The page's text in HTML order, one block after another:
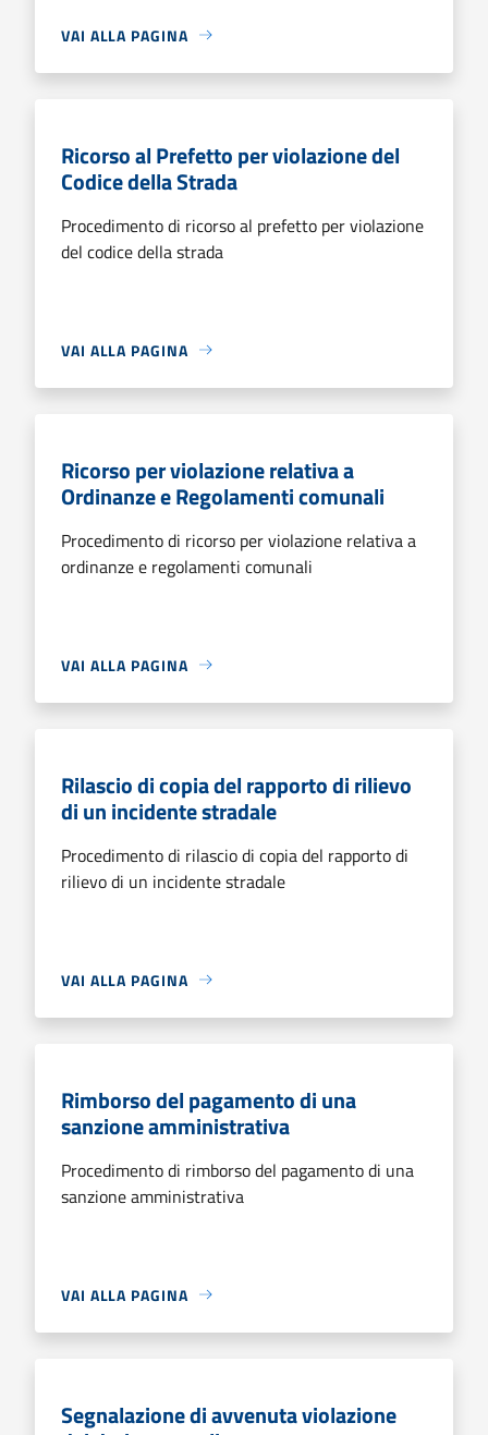
VAI ALLA PAGINA
Ricorso al Prefetto per violazione del
Codice della Strada
Procedimento di ricorso al prefetto per violazione
del codice della strada
VAI ALLA PAGINA
Ricorso per violazione relativa a
Ordinanze e Regolamenti comunali
Procedimento di ricorso per violazione relativa a
ordinanze e regolamenti comunali
VAI ALLA PAGINA
Rilascio di copia del rapporto di rilievo
di un incidente stradale
Procedimento di rilascio di copia del rapporto di
rilievo di un incidente stradale
VAI ALLA PAGINA
Rimborso del pagamento di una
sanzione amministrativa
Procedimento di rimborso del pagamento di una
sanzione amministrativa
VAI ALLA PAGINA
Segnalazione di avvenuta violazione